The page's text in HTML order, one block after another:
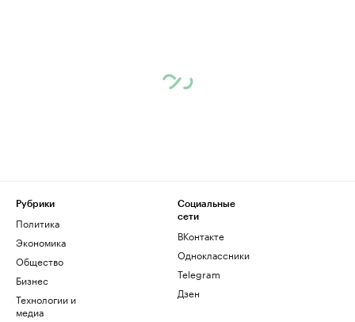
Рубрики
Политика
Экономика
Общество
Бизнес
Технологии и
медиа
Социальные
сети
ВКонтакте
Одноклассники
Telegram
Дзен